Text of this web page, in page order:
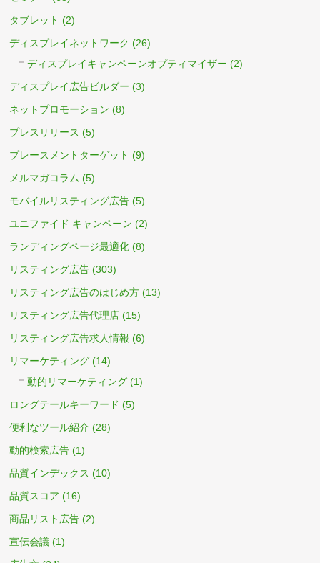
タブレット (2)
ディスプレイネットワーク (26)
ディスプレイキャンペーンオプティマイザー (2)
ディスプレイ広告ビルダー (3)
ネットプロモーション (8)
プレスリリース (5)
プレースメントターゲット (9)
メルマガコラム (5)
モバイルリスティング広告 (5)
ユニファイド キャンペーン (2)
ランディングページ最適化 (8)
リスティング広告 (303)
リスティング広告のはじめ方 (13)
リスティング広告代理店 (15)
リスティング広告求人情報 (6)
リマーケティング (14)
動的リマーケティング (1)
ロングテールキーワード (5)
便利なツール紹介 (28)
動的検索広告 (1)
品質インデックス (10)
品質スコア (16)
商品リスト広告 (2)
宣伝会議 (1)